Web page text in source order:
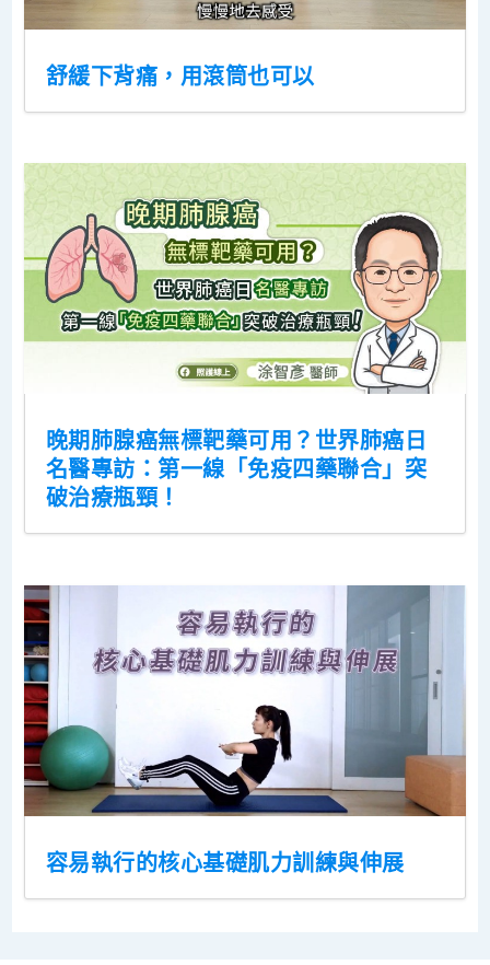
舒緩下背痛，用滾筒也可以
晚期肺腺癌無標靶藥可用？世界肺癌日
名醫專訪：第一線「免疫四藥聯合」突
破治療瓶頸！
容易執行的核心基礎肌力訓練與伸展